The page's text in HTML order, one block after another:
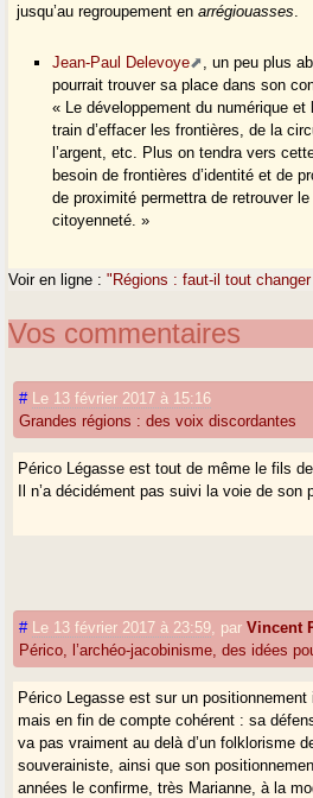
jusqu’au regroupement enarrégiouasses.
Jean-Paul Delevoye , un peu plus
pourrait trouver sa place dans son
« Le développement du numérique
train d’effacer les frontières, de la
l’argent, etc. Plus on tendra vers
besoin de frontières d’identité et de
de proximité permettra de retrouver
citoyenneté. »
Voir en ligne :"Régions : faut-il tout
Vos commentaires
#
Le 13 février 2017 à 15:16
Grandes régions : des voix discordantes
Périco Légasse est tout de même le fils
Il n’a décidément pas suivi la voie de son
# Le 13 février 2017 à 23:59 parVincent
Périco, l’archéo-jacobinisme, des idées
Périco Legasse est sur un positionnement
mais en fin de compte cohérent : sa
va pas vraiment au delà d’un folklorisme
souverainiste, ainsi que son
années le confirme, très Marianne, à la